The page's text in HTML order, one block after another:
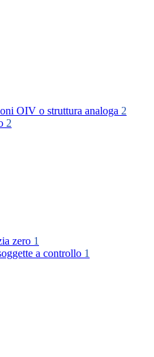
OIV o struttura analoga 2
2
zero 1
a controllo 1